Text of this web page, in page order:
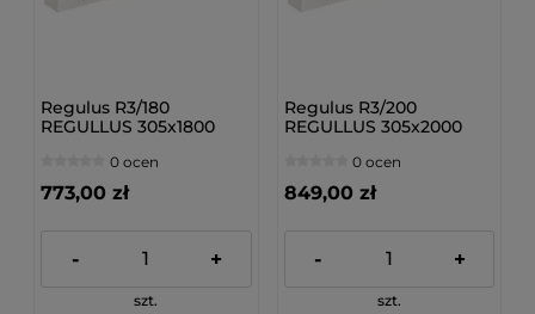
Regulus R3/180
REGULLUS 305x1800
bocznozasilany
0 ocen
773,00 zł
- +
szt.
Regulus R3/200
REGULLUS 305x2000
bocznozasilany
0 ocen
849,00 zł
- +
szt.